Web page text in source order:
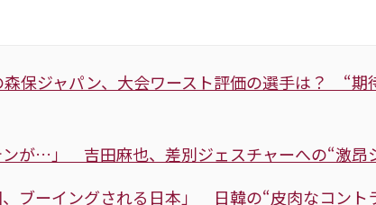
保ジャパン、大会ワースト評価の選手は？ “期
ンが…」 吉田麻也、差別ジェスチャーへの“激昂
、ブーイングされる日本」 日韓の“皮肉なコン